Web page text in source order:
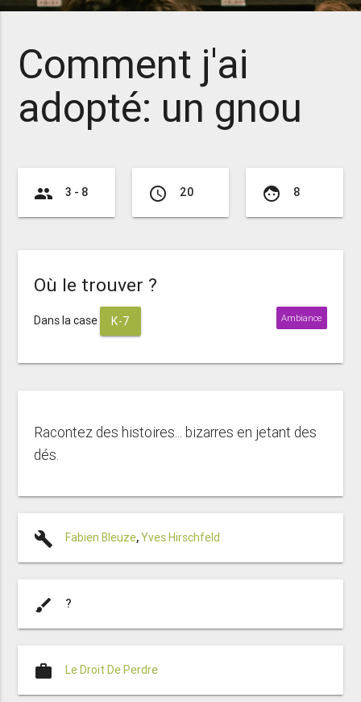
Comment j'ai
adopté: un gnou
group 3 - 8 access_time 20 face 8
Où le trouver ?
Dans la case K-7 Ambiance
Racontez des histoires... bizarres en jetant des
dés.
build Fabien Bleuze,Yves Hirschfeld
brush ?
work Le Droit De Perdre